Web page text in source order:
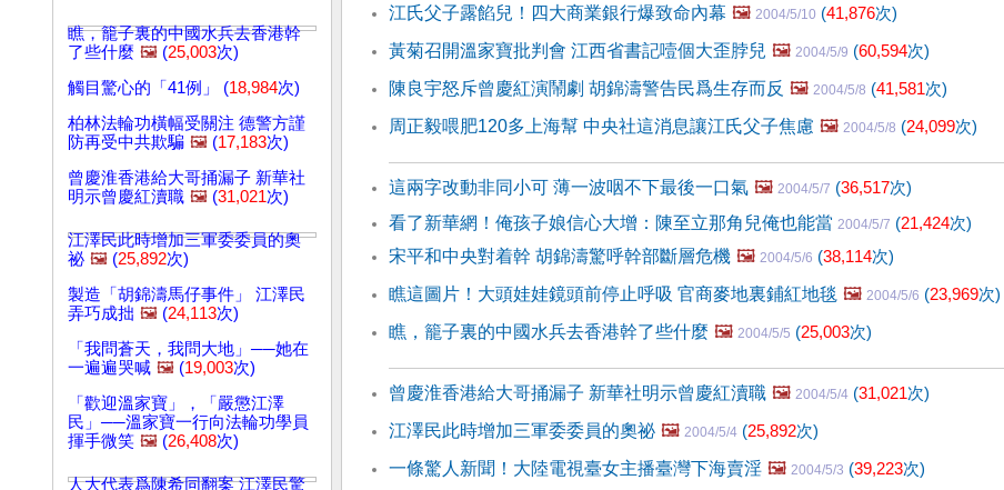
瞧，籠子裏的中國水兵去香港幹
了些什麼 🖼️ (25,003次)
觸目驚心的「41例」 (18,984次)
柏林法輪功橫幅受關注 德警方謹
防再受中共欺騙 🖼️ (17,183次)
曾慶淮香港給大哥捅漏子 新華社
明示曾慶紅瀆職 🖼️ (31,021次)
江澤民此時增加三軍委委員的奧
祕 🖼️ (25,892次)
製造「胡錦濤馬仔事件」 江澤民
弄巧成拙 🖼️ (24,113次)
「我問蒼天，我問大地」──她在
一遍遍哭喊 🖼️ (19,003次)
「歡迎溫家寶」，「嚴懲江澤
民」──溫家寶一行向法輪功學員
揮手微笑 🖼️ (26,408次)
人大代表爲陳希同翻案 江澤民驚
江氏父子露餡兒！四大商業銀行爆致命內幕 🖼️ 2004/5/10 (41,876次)
黃菊召開溫家寶批判會 江西省書記噎個大歪脖兒 🖼️ 2004/5/9 (60,594次)
陳良宇怒斥曾慶紅演鬧劇 胡錦濤警告民爲生存而反 🖼️ 2004/5/8 (41,581次)
周正毅喂肥120多上海幫 中央社這消息讓江氏父子焦慮 🖼️ 2004/5/8 (24,099次)
這兩字改動非同小可 薄一波咽不下最後一口氣 🖼️ 2004/5/7 (36,517次)
看了新華網！俺孩子娘信心大增：陳至立那角兒俺也能當 2004/5/7 (21,424次)
宋平和中央對着幹 胡錦濤驚呼幹部斷層危機 🖼️ 2004/5/6 (38,114次)
瞧這圖片！大頭娃娃鏡頭前停止呼吸 官商麥地裏鋪紅地毯 🖼️ 2004/5/6 (23,969次)
瞧，籠子裏的中國水兵去香港幹了些什麼 🖼️ 2004/5/5 (25,003次)
曾慶淮香港給大哥捅漏子 新華社明示曾慶紅瀆職 🖼️ 2004/5/4 (31,021次)
江澤民此時增加三軍委委員的奧祕 🖼️ 2004/5/4 (25,892次)
一條驚人新聞！大陸電視臺女主播臺灣下海賣淫 🖼️ 2004/5/3 (39,223次)